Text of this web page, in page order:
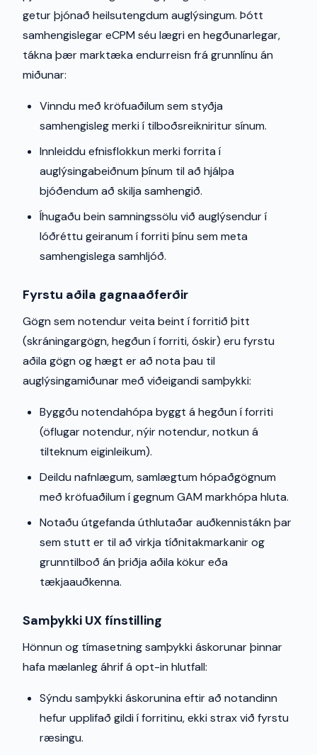
getur þjónað heilsutengdum auglýsingum. Þótt
samhengislegar eCPM séu lægri en hegðunarlegar,
tákna þær marktæka endurreisn frá grunnlínu án
miðunar:
Vinndu með kröfuaðilum sem styðja
samhengisleg merki í tilboðsreikniritur sínum.
Innleiddu efnisflokkun merki forrita í
auglýsingabeiðnum þínum til að hjálpa
bjóðendum að skilja samhengið.
Íhugaðu bein samningssölu við auglýsendur í
lóðréttu geiranum í forriti þínu sem meta
samhengislega samhljóð.
Fyrstu aðila gagnaaðferðir
Gögn sem notendur veita beint í forritið þitt
(skráningargögn, hegðun í forriti, óskir) eru fyrstu
aðila gögn og hægt er að nota þau til
auglýsingamiðunar með viðeigandi samþykki:
Byggðu notendahópa byggt á hegðun í forriti
(öflugar notendur, nýir notendur, notkun á
tilteknum eiginleikum).
Deildu nafnlægum, samlægtum hópaðgögnum
með kröfuaðilum í gegnum GAM markhópa hluta.
Notaðu útgefanda úthlutaðar auðkennistákn þar
sem stutt er til að virkja tíðnitakmarkanir og
grunntilboð án þriðja aðila kökur eða
tækjaauðkenna.
Samþykki UX fínstilling
Hönnun og tímasetning samþykki áskorunar þinnar
hafa mælanleg áhrif á opt-in hlutfall:
Sýndu samþykki áskorunina eftir að notandinn
hefur upplifað gildi í forritinu, ekki strax við fyrstu
ræsingu.